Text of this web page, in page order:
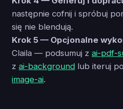
następnie cofnij i spróbuj
się nie blendują.
Krok 5 — Opcjonalne
Claila — podsumuj z ai-pdf-
z ai-background lub iteruj
image-ai.